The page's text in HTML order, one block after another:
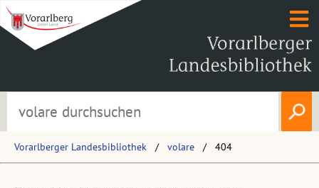
Vorarlberger Landesbibliothek volare 404